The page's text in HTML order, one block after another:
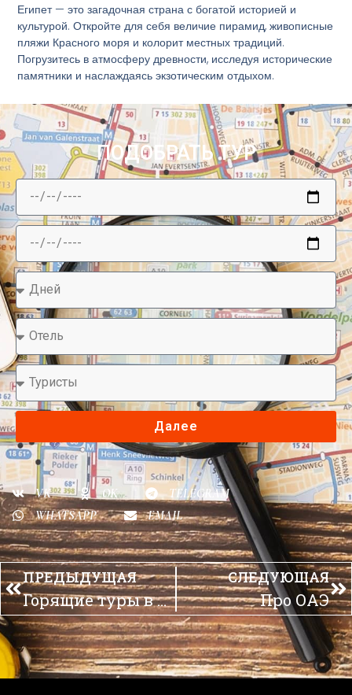
Египет — это загадочная страна с богатой историей и
культурой. Откройте для себя величие пирамид, живописные
пляжи Красного моря и колорит местных традиций.
Погрузитесь в атмосферу древности, исследуя исторические
памятники и наслаждаясь экзотическим отдыхом.
ПОДОБРАТЬ ТУР
Далее
VK OK
TELEGRAM
WHATSAPP
EMAIL
ПРЕДЫДУЩАЯ
Горящие туры в Египет
СЛЕДУЮЩАЯ
Про ОАЭ